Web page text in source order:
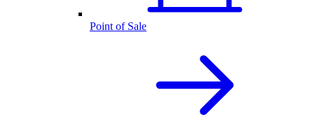
Point of Sale